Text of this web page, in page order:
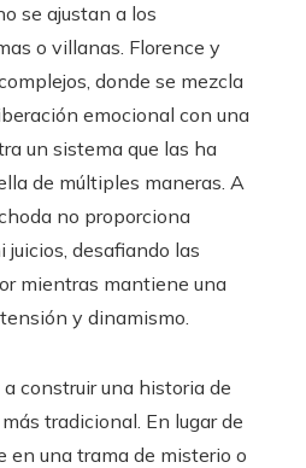
se ajustan a los
o villanas. Florence y
donde se mezcla
emocional con una
un sistema que las ha
de múltiples maneras. A
no proporciona
desafiando las
mientras mantiene una
y dinamismo.
construir una historia de
tradicional. En lugar de
en una trama de misterio o